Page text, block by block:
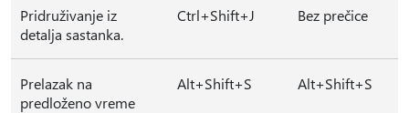
Pridruživanje iz
detalja sastanka.
Ctrl+Shift+J Bez prečice
Prelazak na
predloženo vreme
Alt+Shift+S Alt+Shift+S